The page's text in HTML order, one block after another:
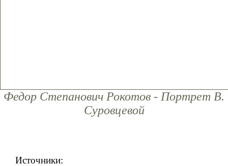
Федор Степанович Рокотов - Портрет В.
Суровцевой
Источники: